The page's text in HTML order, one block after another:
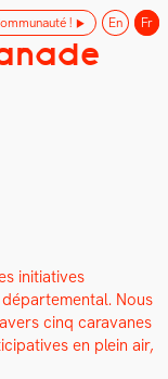
ini­tia­tives
Nous
cinq car­a­vanes
en plein air,
! En Fr